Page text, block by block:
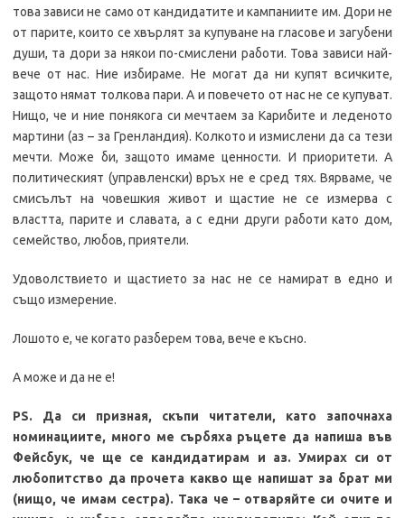
това зависи не само от кандидатите и кампаниите им. Дори не
от парите, които се хвърлят за купуване на гласове и загубени
души, та дори за някои по-смислени работи. Това зависи най-
вече от нас. Ние избираме. Не могат да ни купят всичките,
защото нямат толкова пари. А и повечето от нас не се купуват.
Нищо, че и ние понякога си мечтаем за Карибите и леденото
мартини (аз – за Гренландия). Колкото и измислени да са тези
мечти. Може би, защото имаме ценности. И приоритети. А
политическият (управленски) връх не е сред тях. Вярваме, че
смисълът на човешкия живот и щастие не се измерва с
властта, парите и славата, а с едни други работи като дом,
семейство, любов, приятели.
Удоволствието и щастието за нас не се намират в едно и
също измерение.
Лошото е, че когато разберем това, вече е късно.
А може и да не е!
PS. Да си призная, скъпи читатели, като започнаха
номинациите, много ме сърбяха ръцете да напиша във
Фейсбук, че ще се кандидатирам и аз. Умирах си от
любопитство да прочета какво ще напишат за брат ми
(нищо, че имам сестра). Така че – отваряйте си очите и